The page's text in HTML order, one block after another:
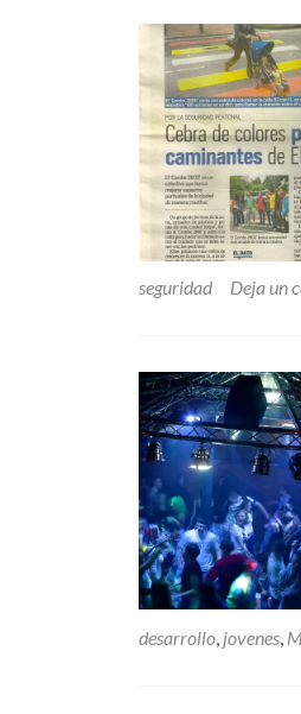
seguridad
Deja un
desarrollo, jovenes,